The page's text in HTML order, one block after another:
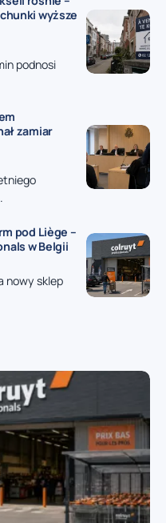
wyższe
podnosi
zamiar
pod Liège –
w Belgii
nowy sklep